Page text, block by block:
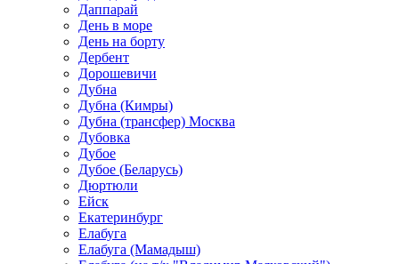
Даппарай
День в море
День на борту
Дербент
Дорошевичи
Дубна
Дубна (Кимры)
Дубна (трансфер) Москва
Дубовка
Дубое
Дубое (Беларусь)
Дюртюли
Ейск
Екатеринбург
Елабуга
Елабуга (Мамадыш)